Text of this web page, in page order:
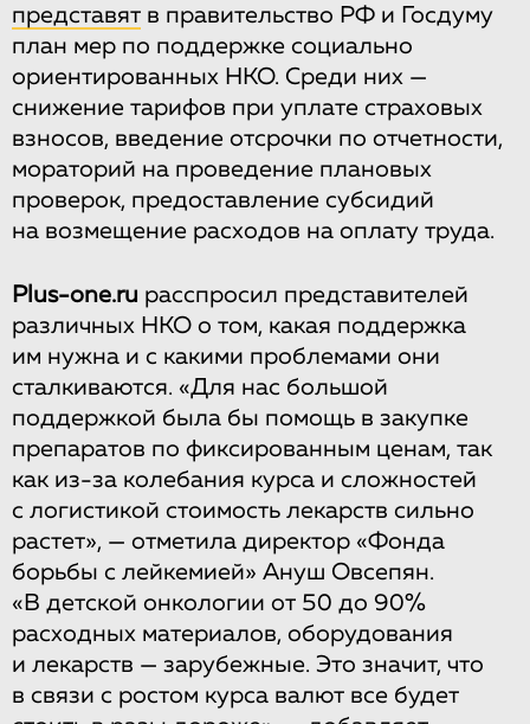
представят в правительство РФ и Госдуму
план мер по поддержке социально
ориентированных НКО. Среди них —
снижение тарифов при уплате страховых
взносов, введение отсрочки по отчетности,
мораторий на проведение плановых
проверок, предоставление субсидий
на возмещение расходов на оплату труда.
Plus-one.ru раcспросил представителей
различных НКО о том, какая поддержка
им нужна и с какими проблемами они
сталкиваются. «Для нас большой
поддержкой была бы помощь в закупке
препаратов по фиксированным ценам, так
как из-за колебания курса и сложностей
с логистикой стоимость лекарств сильно
растет», — отметила директор «Фонда
борьбы с лейкемией» Ануш Овсепян.
«В детской онкологии от 50 до 90%
расходных материалов, оборудования
и лекарств — зарубежные. Это значит, что
в связи с ростом курса валют все будет